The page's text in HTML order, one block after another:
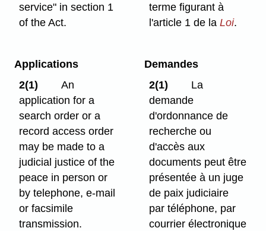
service" in section 1
of the Act.
terme figurant à
l'article 1 de laLoi.
Applications
2(1)
An
application for a
search order or a
record access order
may be made to a
judicial justice of the
peace in person or
by telephone, e-mail
or facsimile
transmission.
Demandes
2(1)
La
demande
d'ordonnance de
recherche ou
d'accès aux
documents peut être
présentée à un juge
de paix judiciaire
par téléphone, par
courrier électronique